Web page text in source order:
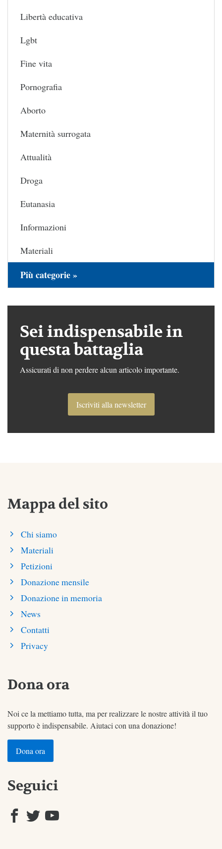
Libertà educativa
Lgbt
Fine vita
Pornografia
Aborto
Maternità surrogata
Attualità
Droga
Eutanasia
Informazioni
Materiali
Più categorie »
Sei indispensabile in
questa battaglia
Assicurati di non perdere alcun articolo importante.
Iscriviti alla newsletter
Mappa del sito
Chi siamo
Materiali
Petizioni
Donazione mensile
Donazione in memoria
News
Contatti
Privacy
Dona ora
Noi ce la mettiamo tutta, ma per realizzare le nostre attività il tuo
supporto è indispensabile. Aiutaci con una donazione!
Dona ora
Seguici